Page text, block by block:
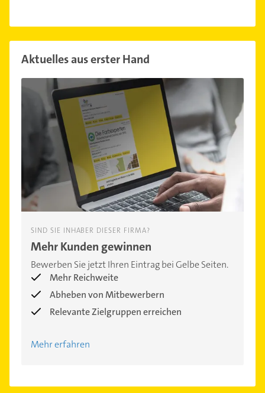
Aktuelles aus erster Hand
SIND SIE INHABER DIESER FIRMA?
Mehr Kunden gewinnen
Bewerben Sie jetzt Ihren Eintrag bei Gelbe Seiten.
Mehr Reichweite
Abheben von Mitbewerbern
Relevante Zielgruppen erreichen
Mehr erfahren